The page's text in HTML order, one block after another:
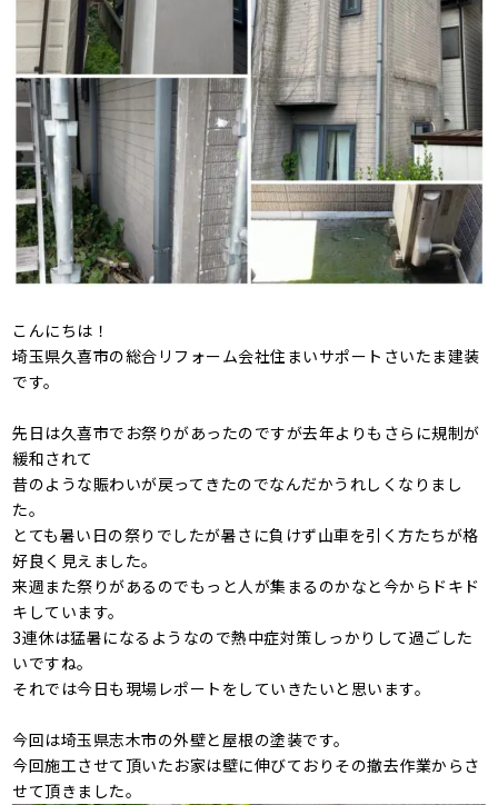
こんにちは！
埼玉県久喜市の総合リフォーム会社住まいサポートさいたま建装
です。
先日は久喜市でお祭りがあったのですが去年よりもさらに規制が
緩和されて
昔のような賑わいが戻ってきたのでなんだかうれしくなりまし
た。
とても暑い日の祭りでしたが暑さに負けず山車を引く方たちが格
好良く見えました。
来週また祭りがあるのでもっと人が集まるのかなと今からドキド
キしています。
3連休は猛暑になるようなので熱中症対策しっかりして過ごした
いですね。
それでは今日も現場レポートをしていきたいと思います。
今回は埼玉県志木市の外壁と屋根の塗装です。
今回施工させて頂いたお家は壁に伸びておりその撤去作業からさ
せて頂きました。